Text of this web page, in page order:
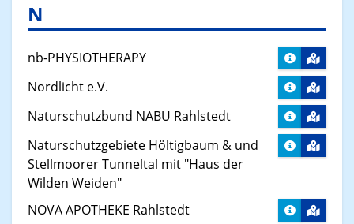
N
nb-PHYSIOTHERAPY
Nordlicht e.V.
Naturschutzbund NABU Rahlstedt
Naturschutzgebiete Höltigbaum & und
Stellmoorer Tunneltal mit "Haus der
Wilden Weiden"
NOVA APOTHEKE Rahlstedt